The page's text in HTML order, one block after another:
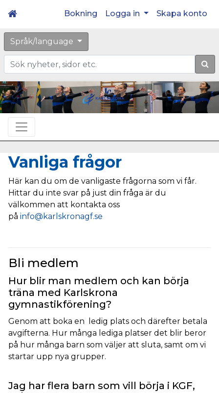
Bokning Logga in Skapa konto
Språk/language
Sök
Vanliga frågor
Här kan du om de vanligaste frågorna som vi får.
Hittar du inte svar på just din fråga är du
välkommen att kontakta oss
på info@karlskronagf.se
Bli medlem
Hur blir man medlem och kan börja
träna med Karlskrona
gymnastikförening?
Genom att boka en ledig plats och därefter betala
avgifterna. Hur många lediga platser det blir beror
på hur många barn som väljer att sluta, samt om vi
startar upp nya grupper.
Jag har flera barn som vill börja i KGF,